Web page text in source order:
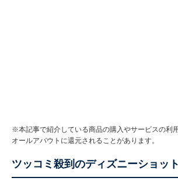
※本記事で紹介している商品の購入やサービスの利
オールアバウトに還元されることがあります。
ツッコミ殺到のディズニーショット